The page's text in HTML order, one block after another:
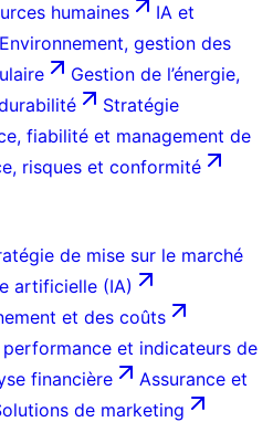
humaines
IA et
Environnement, gestion des
Gestion de l’énergie,
Stratégie
fiabilité et management de
risques et conformité
de mise sur le marché
artificielle (IA)
et des coûts
et indicateurs de
financière
Assurance et
de marketing